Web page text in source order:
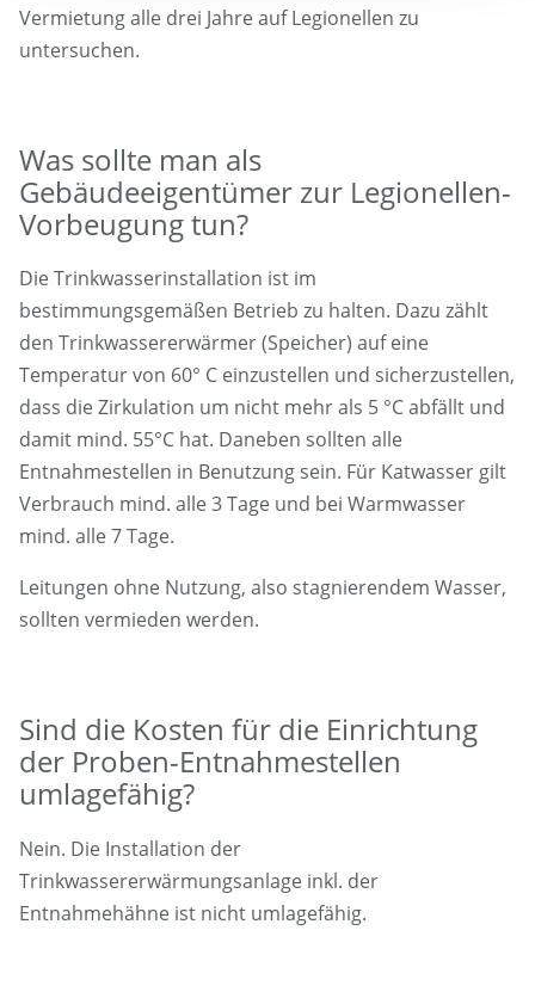
Vermietung alle drei Jahre auf Legionellen zu
untersuchen.
Was sollte man als
Gebäudeeigentümer zur Legionellen-
Vorbeugung tun?
Die Trinkwasserinstallation ist im
bestimmungsgemäßen Betrieb zu halten. Dazu zählt
den Trinkwassererwärmer (Speicher) auf eine
Temperatur von 60° C einzustellen und sicherzustellen,
dass die Zirkulation um nicht mehr als 5 °C abfällt und
damit mind. 55°C hat. Daneben sollten alle
Entnahmestellen in Benutzung sein. Für Katwasser gilt
Verbrauch mind. alle 3 Tage und bei Warmwasser
mind. alle 7 Tage.
Leitungen ohne Nutzung, also stagnierendem Wasser,
sollten vermieden werden.
Sind die Kosten für die Einrichtung
der Proben-Entnahmestellen
umlagefähig?
Nein. Die Installation der
Trinkwassererwärmungsanlage inkl. der
Entnahmehähne ist nicht umlagefähig.